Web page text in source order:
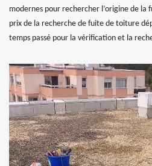
modernes pour rechercher l’origine de
prix de la recherche de fuite de toiture
temps passé pour la vérification et la